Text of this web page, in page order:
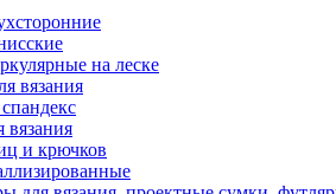
на леске
вязания
вязания
и крючков